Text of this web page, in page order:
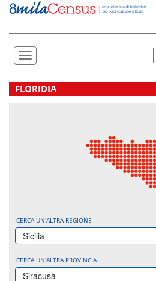
Vai
direttamente
Toggle
navigation
.
FLORIDIA
CERCA UN'ALTRA REGIONE
Sicilia
CERCA UN'ALTRA PROVINCIA
Siracusa